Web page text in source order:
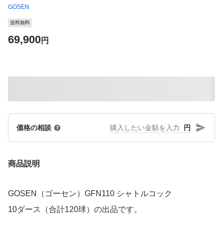
GOSEN
送料無料
69,900円
価格の相談 円
商品説明
GOSEN（ゴーセン）GFN110 シャトルコック
10ダース（合計120球）の出品です。